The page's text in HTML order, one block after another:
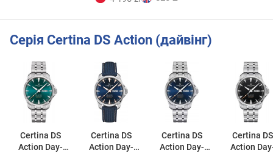
Серія Certina DS Action (дайвінг)
Certina DS
Action Day-
Certina DS
Action Day-
Certina DS
Action Day-
Certina DS
Action